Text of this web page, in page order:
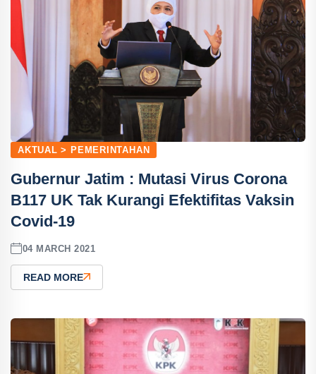
AKTUAL > PEMERINTAHAN
Gubernur Jatim : Mutasi Virus Corona
B117 UK Tak Kurangi Efektifitas Vaksin
Covid-19
04 MARCH 2021
READ MORE